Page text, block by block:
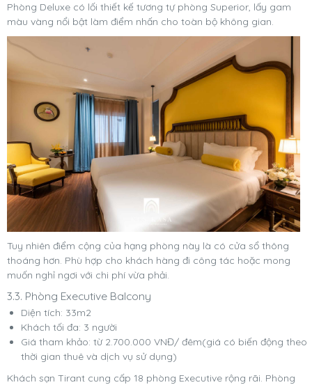
Phòng Deluxe có lối thiết kế tương tự phòng Superior, lấy gam
màu vàng nổi bật làm điểm nhấn cho toàn bộ không gian.
Tuy nhiên điểm cộng của hạng phòng này là có cửa sổ thông
thoáng hơn. Phù hợp cho khách hàng đi công tác hoặc mong
muốn nghỉ ngơi với chi phí vừa phải.
3.3. Phòng Executive Balcony
Diện tích: 33m2
Khách tối đa: 3 người
Giá tham khảo: từ 2.700.000 VNĐ/ đêm(giá có biến động theo
thời gian thuê và dịch vụ sử dụng)
Khách sạn Tirant cung cấp 18 phòng Executive rộng rãi. Phòng